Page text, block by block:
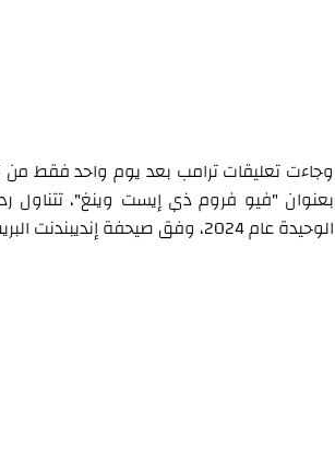
وجاءت تعليقات ترامب بعد يوم واحد فقط من
بعنوان "فيو فروم ذي إيست وينغ"، تتناول
الوحيدة عام 2024، وفق صيحفة إنديبندنت البريطانية.